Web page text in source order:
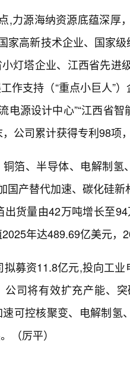
,力源海纳资源底蕴深
家高新技术企业、国家
灯塔企业、江西省先
作支持（“重点小巨人”
电源设计中心”“江西省
公司累计获得专利98项
箔、半导体、电解制
国产替代加速、碳化硅
出货量由42万吨增长至
年达489.69亿美元
拟募资11.8亿元,投向工
司将有效扩充产能、
可控核聚变、电解制
（厉平）